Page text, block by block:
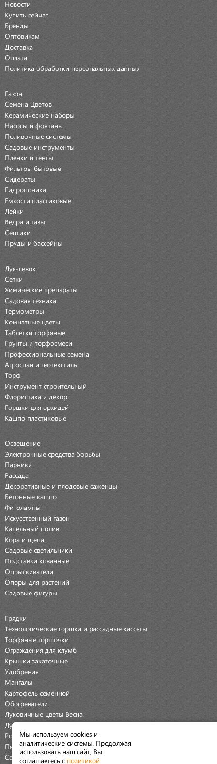
Новости
Купить сейчас
Бренды
Оптовикам
Доставка
Оплата
Политика обработки персональных данных
Газон
Семена Цветов
Керамические наборы
Насосы и фонтаны
Поливочные системы
Садовые инструменты
Пленки и тенты
Фильтры бытовые
Сидераты
Гидропоника
Емкости пластиковые
Лейки
Ведра и тазы
Септики
Пруды и бассейны
Лук-севок
Сетки
Химические препараты
Садовая техника
Термометры
Комнатные цветы
Таблетки торфяные
Грунты и торфосмеси
Профессиональные семена
Агроспан и геотекстиль
Торф
Инструмент строительный
Флористика и декор
Горшки для орхидей
Кашпо пластиковые
Освещение
Электронные средства борьбы
Парники
Рассада
Декоративные и плодовые саженцы
Бетонные кашпо
Фитолампы
Искусственный газон
Капельный полив
Кора и щепа
Садовые светильники
Подставки кованные
Опрыскиватели
Опоры для растений
Садовые фигуры
Грядки
Технологические горшки и рассадные кассеты
Торфяные горшочки
Ограждения для клумб
Крышки закаточные
Удобрения
Мангалы
Картофель семенной
Обогреватели
Луковичные цветы Весна
Луковичные цветы Осень
Розы
Пионы
Семена Овощей
Мы используем cookies и
аналитические системы. Продолжая
использовать наш сайт, Вы
соглашаетесь с политикой